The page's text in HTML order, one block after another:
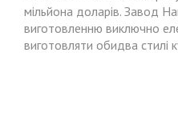
мільйона доларів. Завод
виготовленню виключно
виготовляти обидва стилі